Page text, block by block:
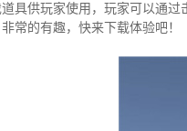
具供玩家使用，玩家可以通
常的有趣，快来下载体验吧！